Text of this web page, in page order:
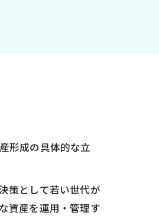
形成の具体的な立
策として若い世代が
資産を運用・管理す